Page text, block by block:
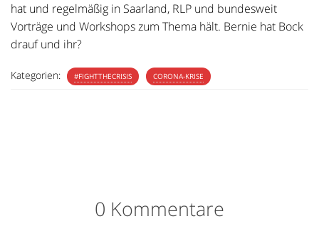
hat und regelmäßig in Saarland, RLP und bundesweit
Vorträge und Workshops zum Thema hält. Bernie hat Bock
drauf und ihr?
Kategorien: #FIGHTTHECRISIS CORONA-KRISE
0 Kommentare